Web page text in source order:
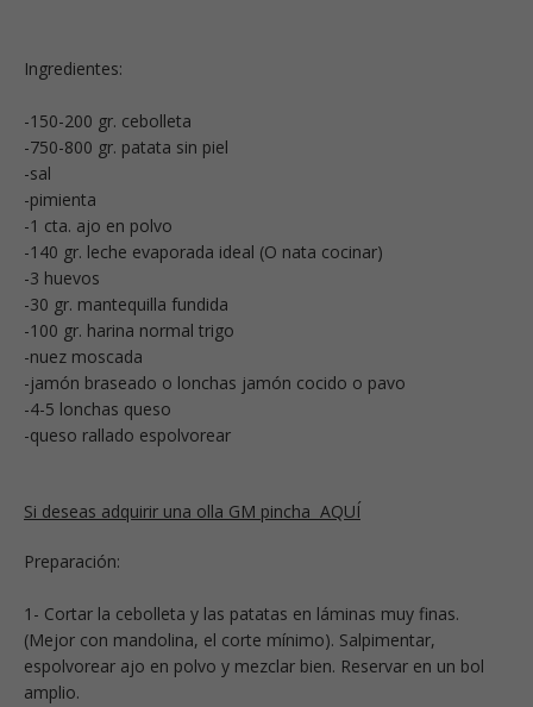
Ingredientes:
-150-200 gr. cebolleta
-750-800 gr. patata sin piel
-sal
-pimienta
-1 cta. ajo en polvo
-140 gr. leche evaporada ideal (O nata cocinar)
-3 huevos
-30 gr. mantequilla fundida
-100 gr. harina normal trigo
-nuez moscada
-jamón braseado o lonchas jamón cocido o pavo
-4-5 lonchas queso
-queso rallado espolvorear
Si deseas adquirir una olla GM pincha AQUÍ
Preparación:
1- Cortar la cebolleta y las patatas en láminas muy finas.
(Mejor con mandolina, el corte mínimo). Salpimentar,
espolvorear ajo en polvo y mezclar bien. Reservar en un bol
amplio.